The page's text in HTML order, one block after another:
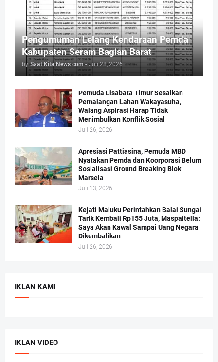
Pengumuman Lelang Kendaraan Pemda
Kabupaten Seram Bagian Barat
by Saat Kita News com - Juli 28, 2026
Pemuda Lisabata Timur Sesalkan
Pemalangan Lahan Wakayasuha,
Walang Aspirasi Harap Tidak
Menimbulkan Konflik Sosial
Juli 26, 2026
Apresiasi Pattiasina, Pemuda MBD
Nyatakan Pemda dan Koorporasi Belum
Sosialisasi Ground Breaking Blok
Marsela
Juli 13, 2026
Kejati Maluku Perintahkan Balai Sungai
Tarik Kembali Rp155 Juta, Maspaitella:
Saya Akan Kawal Sampai Uang Negara
Dikembalikan
Juli 26, 2026
IKLAN KAMI
IKLAN VIDEO